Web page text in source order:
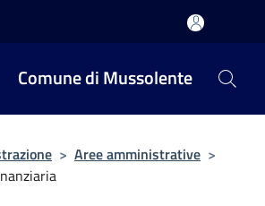
Comune di Mussolente
> Aree amministrative >